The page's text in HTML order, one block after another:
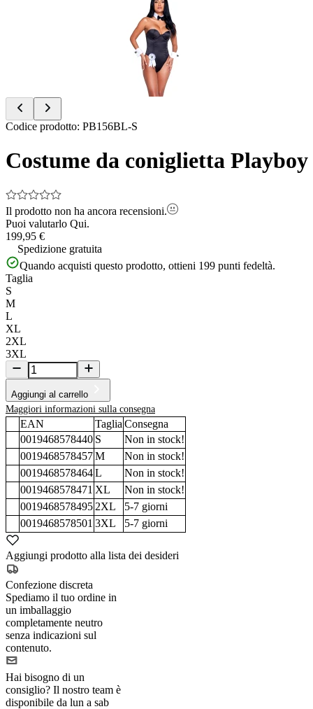
Item
of
4
Codice prodotto: PB156BL-S
Costume da coniglietta
Il prodotto non ha ancora recensioni.
Puoi valutarlo Qui.
199,95 €
Spedizione gratuita
Quando acquisti questo prodotto, ottieni 199 punti fedeltà.
Taglia
S
M
L
XL
2XL
3XL
Aggiungi al carrello
Maggiori informazioni sulla consegna
EAN Taglia Consegna
0019468578440 S
Non in stock!
0019468578457M
Non in stock!
0019468578464L
Non in stock!
0019468578471 XL
Non in stock!
0019468578495 2XL 5-7 giorni
0019468578501 3XL 5-7 giorni
Aggiungi prodotto alla lista dei desideri
Confezione discreta
Spediamo il tuo ordine in
un imballaggio
completamente neutro
senza indicazioni sul
contenuto.
Hai bisogno di un
consiglio? Il nostro team è
disponibile da lun a sab